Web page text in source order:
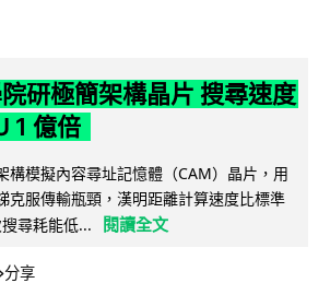
研極簡架構晶片 搜尋速度
1 億倍
構模擬內容尋址記憶體（CAM）晶片，用
克服傳輸瓶頸，漢明距離計算速度比標準
尋耗能低...
閱讀全文
分享